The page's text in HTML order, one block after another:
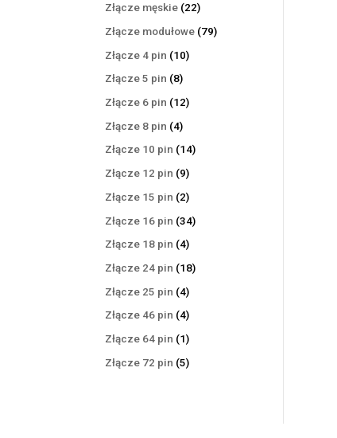
Złącze męskie 2222
produkty
Złącze modułowe 7979
Złącze 4 pin 1010
Złącze 5 pin 88
produktów
Złącze 6 pin 1212
Złącze 8 pin 44
produkty
Złącze 10 pin 1414
Złącze 12 pin 99
produktów
Złącze 15 pin 22
produkty
Złącze 16 pin 3434
Złącze 18 pin 44
produkty
Złącze 24 pin 1818
Złącze 25 pin 44
produkty
Złącze 46 pin 44
produkty
Złącze 64 pin 11
produkt
Złącze 72 pin 55